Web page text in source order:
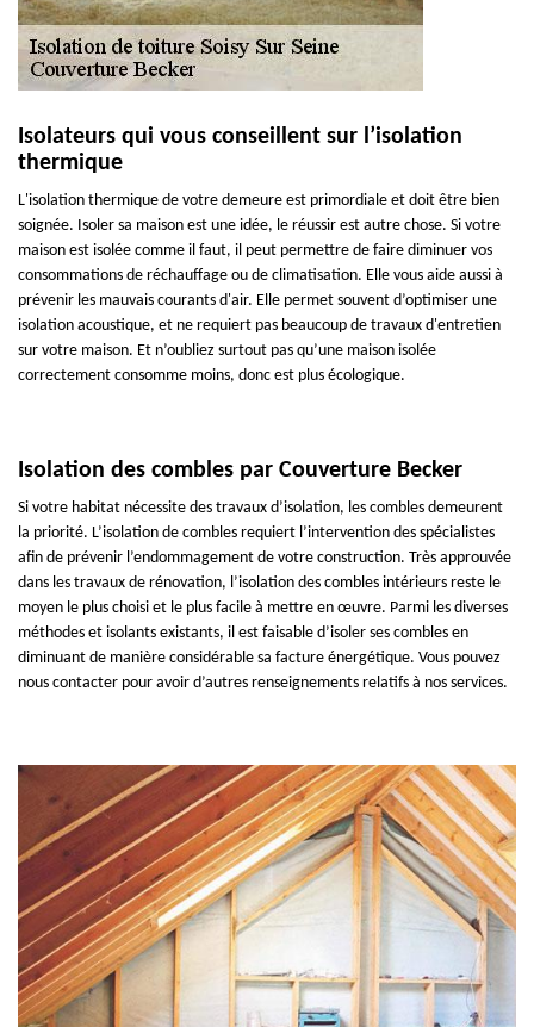
Isolateurs qui vous conseillent sur l’isolation
thermique
L'isolation thermique de votre demeure est primordiale et doit être bien
soignée. Isoler sa maison est une idée, le réussir est autre chose. Si votre
maison est isolée comme il faut, il peut permettre de faire diminuer vos
consommations de réchauffage ou de climatisation. Elle vous aide aussi à
prévenir les mauvais courants d'air. Elle permet souvent d’optimiser une
isolation acoustique, et ne requiert pas beaucoup de travaux d'entretien
sur votre maison. Et n’oubliez surtout pas qu’une maison isolée
correctement consomme moins, donc est plus écologique.
Isolation des combles par Couverture Becker
Si votre habitat nécessite des travaux d’isolation, les combles demeurent
la priorité. L’isolation de combles requiert l’intervention des spécialistes
afin de prévenir l’endommagement de votre construction. Très approuvée
dans les travaux de rénovation, l’isolation des combles intérieurs reste le
moyen le plus choisi et le plus facile à mettre en œuvre. Parmi les diverses
méthodes et isolants existants, il est faisable d’isoler ses combles en
diminuant de manière considérable sa facture énergétique. Vous pouvez
nous contacter pour avoir d’autres renseignements relatifs à nos services.